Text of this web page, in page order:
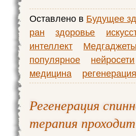
Оставлено в Будущее
ран
здоровье
интеллект
Медгаджеты
популярное
нейросети
медицина
регенерация
Регенерация
терапия